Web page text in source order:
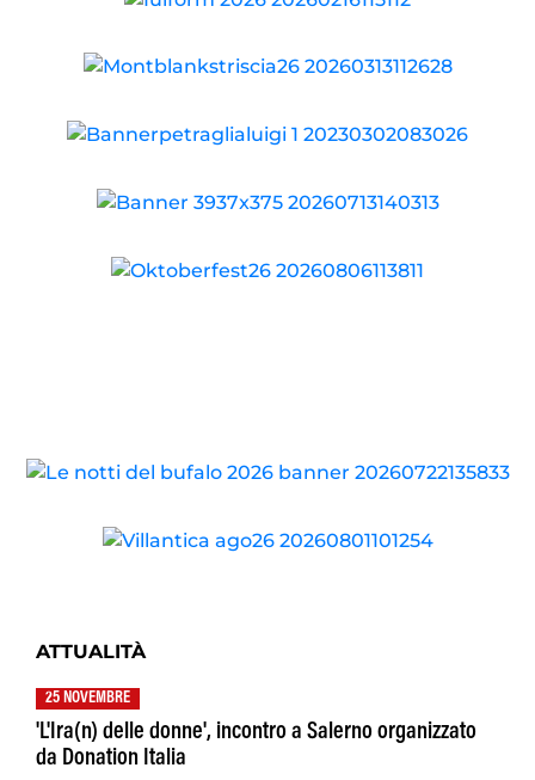
ATTUALITÀ
25 NOVEMBRE
'L'Ira(n) delle donne', incontro a Salerno organizzato
da Donation Italia